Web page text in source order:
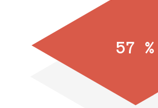
57 %